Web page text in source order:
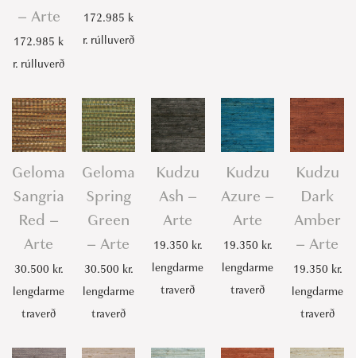
– Arte
172.985 k
r. rúlluverð
172.985 k
r.rúlluverð
Geloma
Sangria
Red –
Arte
30.500 kr.
lengdarme
traverð
Geloma
Spring
Green
– Arte
30.500 kr.
lengdarme
traverð
Kudzu
Ash –
Arte
19.350 kr.
lengdarme
traverð
Kudzu
Azure –
Arte
19.350 kr.
lengdarme
traverð
Kudzu
Dark
Amber
– Arte
19.350 kr.
lengdarme
traverð